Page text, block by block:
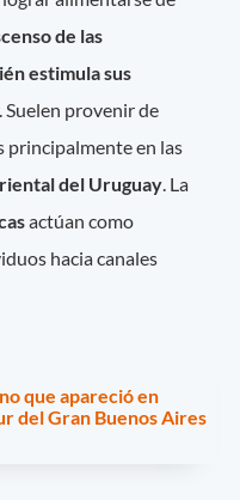
de las
estimula sus
Suelen provenir de
principalmente en las
del Uruguay. La
actúan como
hacia canales
que apareció en
del Gran Buenos Aires